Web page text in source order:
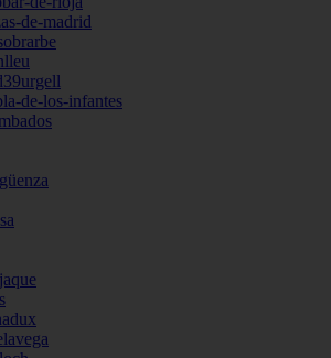
de-madrid
de-los-infantes